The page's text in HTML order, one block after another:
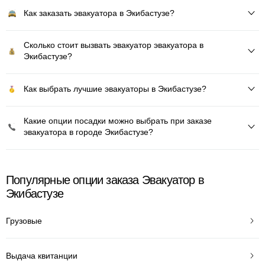
Как заказать эвакуатора в Экибастузе?
Сколько стоит вызвать эвакуатор эвакуатора в
Экибастузе?
Как выбрать лучшие эвакуаторы в Экибастузе?
Какие опции посадки можно выбрать при заказе
эвакуатора в городе Экибастузе?
Популярные опции заказа Эвакуатор в
Экибастузе
Грузовые
Выдача квитанции